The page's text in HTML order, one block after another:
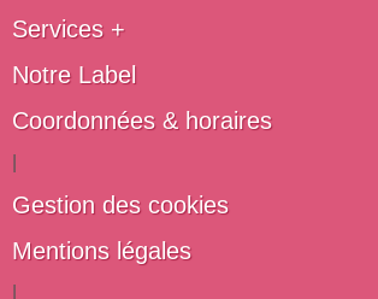
Services +
Notre Label
Coordonnées & horaires
Gestion des cookies
Mentions légales